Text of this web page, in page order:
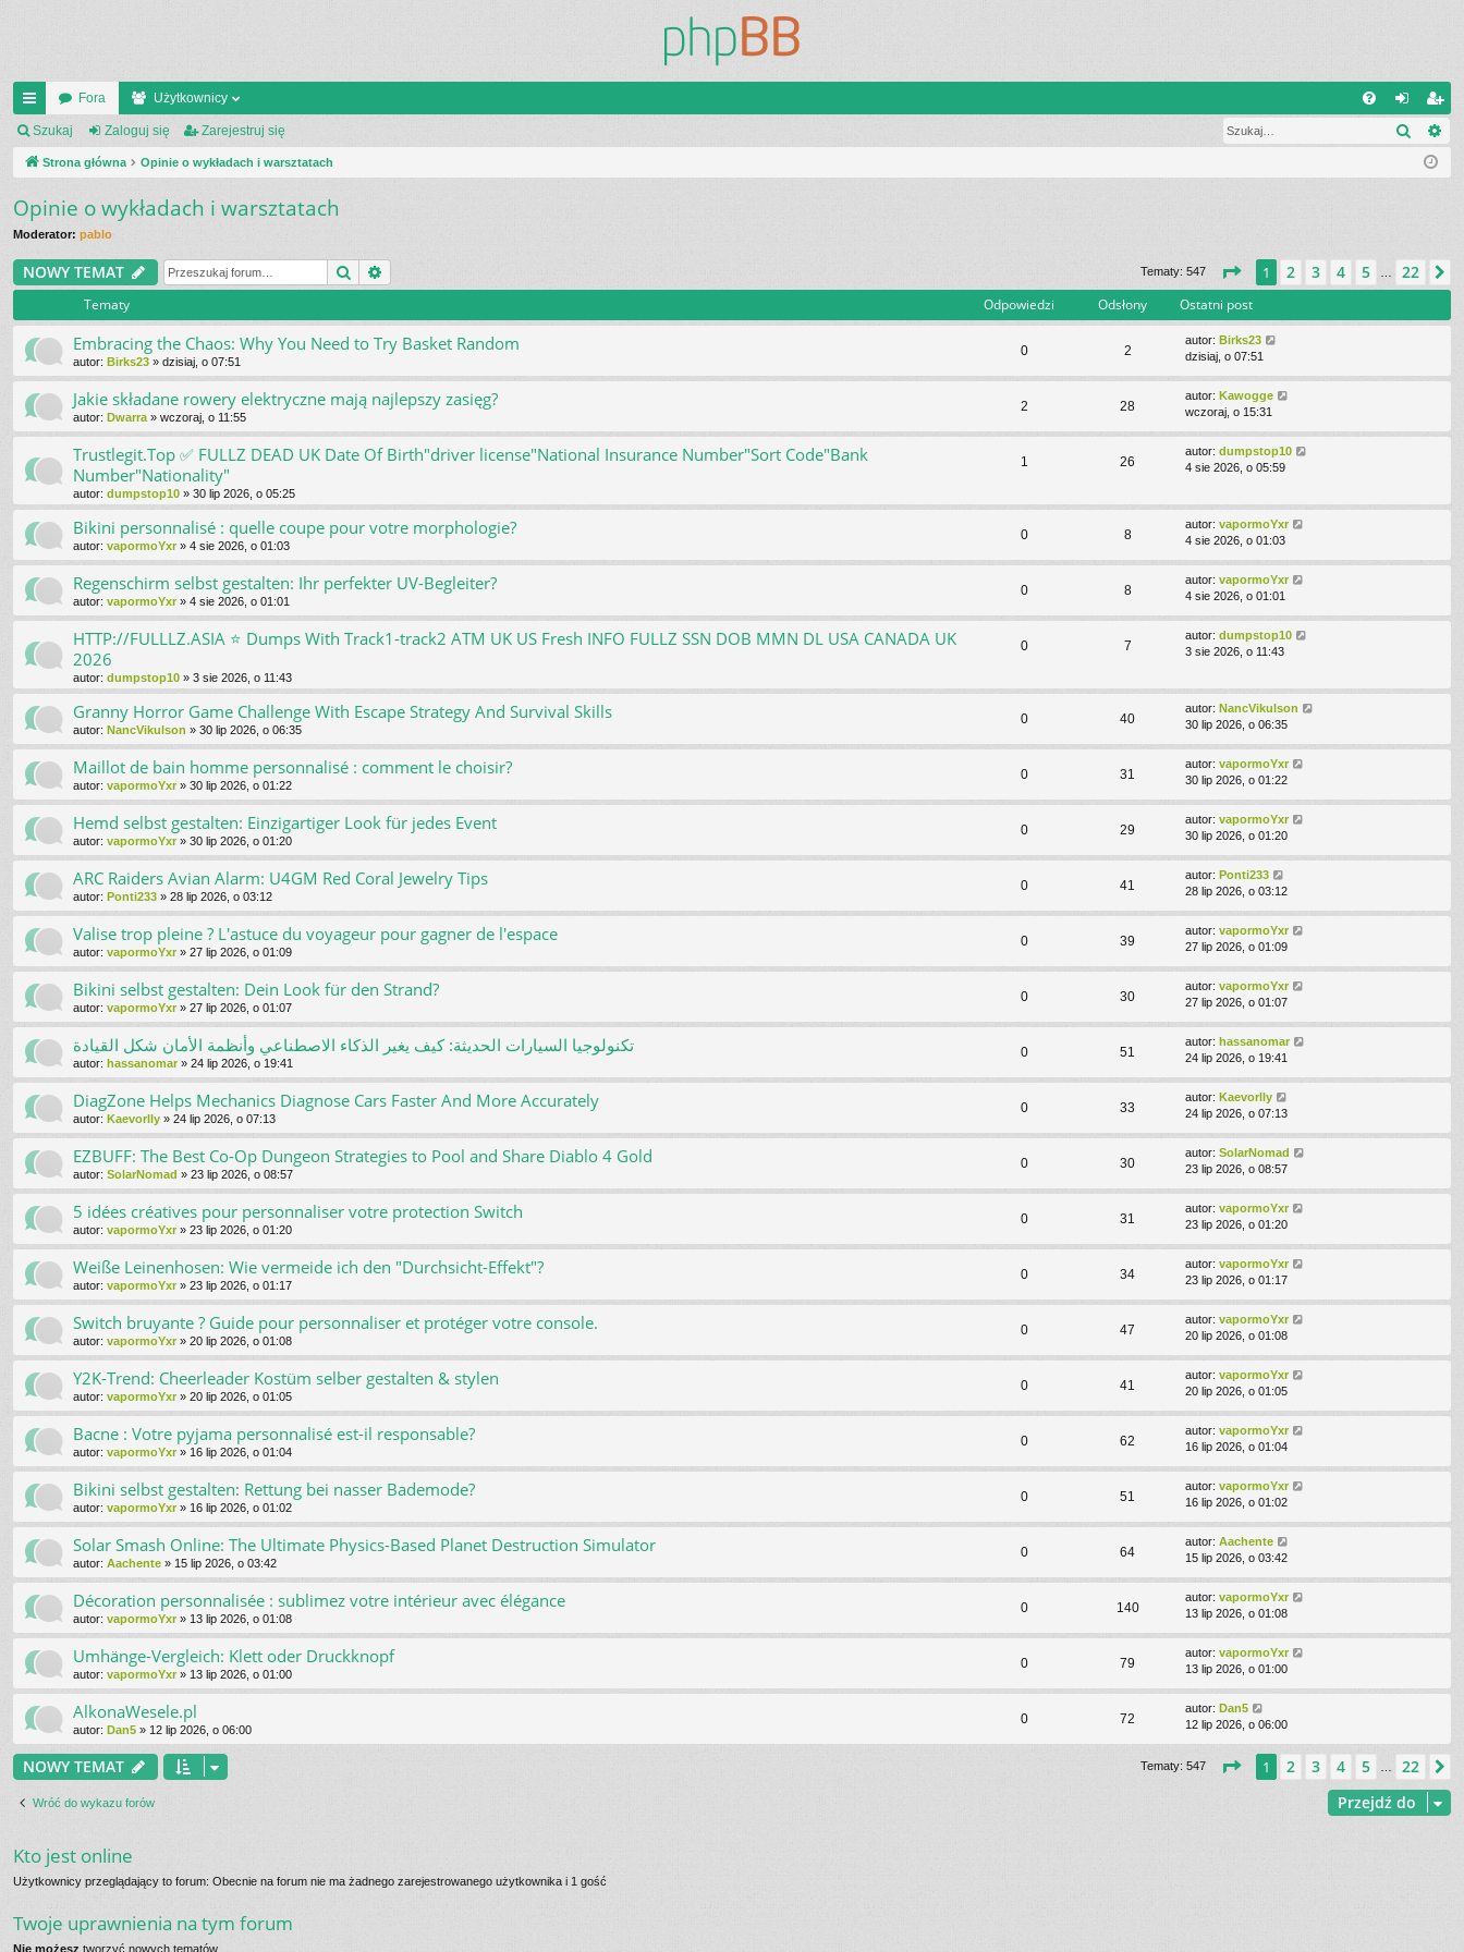
ię
ce
…
Fora Użytkownicy
al
ę
ar
ej
j
si
ę
Szukaj Zaloguj się Zarejestruj się Szukaj
Strona główna Opinie o wykładach i warsztatach
Opinie o wykładach i warsztatach
Moderator: pablo
NOWY TEMAT Szukaj Tematy: 547 Strona z 22
1 2 3 4 5 … 22
Tematy Odpowiedzi Odsłony Ostatni post
Embracing the Chaos: Why You Need to Try Basket Random
autor: Birks23 » dzisiaj, o 07:51
0 2
autor: Birks23
dzisiaj, o 07:51
Jakie składane rowery elektryczne mają najlepszy zasięg?
autor: Dwarra» wczoraj, o 11:55
2 28
autor: Kawogge
wczoraj, o 15:31
Trustlegit.Top ✅ FULLZ DEAD UK Date Of Birth"driver license"National Insurance Number"Sort Code"Bank
Number"Nationality"
autor: dumpstop10 » 30 lip 2026, o 05:25
1 26
autor: dumpstop10
4 sie 2026, o 05:59
Bikini personnalisé : quelle coupe pour votre morphologie?
autor: vapormoYxr » 4 sie 2026, o 01:03
0 8
autor: vapormoYxr
4 sie 2026, o 01:03
Regenschirm selbst gestalten: Ihr perfekter UV-Begleiter?
autor: vapormoYxr » 4 sie 2026, o 01:01
0 8
autor: vapormoYxr
4 sie 2026, o 01:01
HTTP://FULLLZ.ASIA ⭐️ Dumps With Track1-track2 ATM UK US Fresh INFO FULLZ SSN DOB MMN DL USA CANADA UK
2026
autor: dumpstop10 » 3 sie 2026, o 11:43
0 7
autor: dumpstop10
3 sie 2026, o 11:43
Granny Horror Game Challenge With Escape Strategy And Survival Skills
autor: NancVikulson » 30 lip 2026, o 06:35
0 40
autor: NancVikulson
30 lip 2026, o 06:35
Maillot de bain homme personnalisé : comment le choisir?
autor: vapormoYxr » 30 lip 2026, o 01:22
0 31
autor: vapormoYxr
30 lip 2026, o 01:22
Hemd selbst gestalten: Einzigartiger Look für jedes Event
autor: vapormoYxr » 30 lip 2026, o 01:20
0 29
autor: vapormoYxr
30 lip 2026, o 01:20
ARC Raiders Avian Alarm: U4GM Red Coral Jewelry Tips
autor: Ponti233 » 28 lip 2026, o 03:12
0 41
autor: Ponti233
28 lip 2026, o 03:12
Valise trop pleine ? L'astuce du voyageur pour gagner de l'espace
autor: vapormoYxr » 27 lip 2026, o 01:09
0 39
autor: vapormoYxr
27 lip 2026, o 01:09
Bikini selbst gestalten: Dein Look für den Strand?
autor: vapormoYxr » 27 lip 2026, o 01:07
0 30
autor: vapormoYxr
27 lip 2026, o 01:07
تكنولوجيا السيارات الحديثة: كيف يغير الذكاء الاصطناعي وأنظمة الأمان شكل القيادة
autor: hassanomar » 24 lip 2026, o 19:41
0 51
autor: hassanomar
24 lip 2026, o 19:41
DiagZone Helps Mechanics Diagnose Cars Faster And More Accurately
autor: Kaevorlly » 24 lip 2026, o 07:13
0 33
autor: Kaevorlly
24 lip 2026, o 07:13
EZBUFF: The Best Co-Op Dungeon Strategies to Pool and Share Diablo 4 Gold
autor: SolarNomad » 23 lip 2026, o 08:57
0 30
autor: SolarNomad
23 lip 2026, o 08:57
5 idées créatives pour personnaliser votre protection Switch
autor: vapormoYxr » 23 lip 2026, o 01:20
0 31
autor: vapormoYxr
23 lip 2026, o 01:20
Weiße Leinenhosen: Wie vermeide ich den "Durchsicht-Effekt"?
autor: vapormoYxr » 23 lip 2026, o 01:17
0 34
autor: vapormoYxr
23 lip 2026, o 01:17
Switch bruyante ? Guide pour personnaliser et protéger votre console.
autor: vapormoYxr » 20 lip 2026, o 01:08
0 47
autor: vapormoYxr
20 lip 2026, o 01:08
Y2K-Trend: Cheerleader Kostüm selber gestalten & stylen
autor: vapormoYxr » 20 lip 2026, o 01:05
0 41
autor: vapormoYxr
20 lip 2026, o 01:05
Bacne : Votre pyjama personnalisé est-il responsable?
autor: vapormoYxr » 16 lip 2026, o 01:04
0 62
autor: vapormoYxr
16 lip 2026, o 01:04
Bikini selbst gestalten: Rettung bei nasser Bademode?
autor: vapormoYxr » 16 lip 2026, o 01:02
0 51
autor: vapormoYxr
16 lip 2026, o 01:02
Solar Smash Online: The Ultimate Physics-Based Planet Destruction Simulator
autor: Aachente » 15 lip 2026, o 03:42
0 64
autor: Aachente
15 lip 2026, o 03:42
Décoration personnalisée : sublimez votre intérieur avec élégance
autor: vapormoYxr » 13 lip 2026, o 01:08
0 140
autor: vapormoYxr
13 lip 2026, o 01:08
Umhänge-Vergleich: Klett oder Druckknopf
autor: vapormoYxr » 13 lip 2026, o 01:00
0 79
autor: vapormoYxr
13 lip 2026, o 01:00
AlkonaWesele.pl
autor: Dan5 » 12 lip 2026, o 06:00
0 72
autor: Dan5
12 lip 2026, o 06:00
NOWY TEMAT Tematy: 547 Strona z 22
1 2 3 4 5 … 22
Wróć do wykazu forów Przejdź do
Kto jest online
Użytkownicy przeglądający to forum: Obecnie na forum nie ma żadnego zarejestrowanego użytkownika i 1 gość
Twoje uprawnienia na tym forum
Nie możesz tworzyć nowych tematów